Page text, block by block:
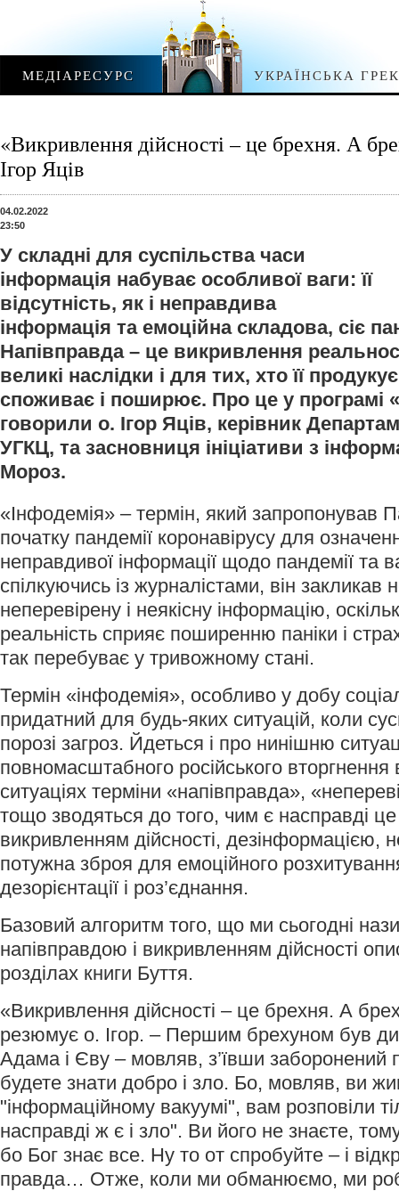
МЕДІАРЕСУРС УКРАЇНСЬКА
«Викривлення дійсності – це брехня. А
Ігор Яців
04.02.2022
23:50
У складні для суспільства часи
інформація набуває особливої ваги: її
відсутність, як і неправдива
інформація та емоційна складова, сіє
Напівправда – це викривлення
великі наслідки і для тих, хто її
споживає і поширює. Про це у програмі
говорили о. Ігор Яців, керівник
УГКЦ, та засновниця ініціативи з
Мороз.
«Інфодемія» – термін, який запропонував
початку пандемії коронавірусу для
неправдивої інформації щодо пандемії та
спілкуючись із журналістами, він
неперевірену і неякісну інформацію,
реальність сприяє поширенню паніки і
так перебуває у тривожному стані.
Термін «інфодемія», особливо у добу
придатний для будь-яких ситуацій, коли
порозі загроз. Йдеться і про нинішню
повномасштабного російського вторгнення
ситуаціях терміни «напівправда»,
тощо зводяться до того, чим є насправді
викривленням дійсності,
потужна зброя для емоційного
дезорієнтації і роз’єднання.
Базовий алгоритм того, що ми сьогодні
напівправдою і викривленням дійсності
розділах книги Буття.
«Викривлення дійсності – це брехня. А
резюмує о. Ігор. – Першим брехуном був
Адама і Єву – мовляв, з’ївши заборонений
будете знати добро і зло. Бо, мовляв, ви
"інформаційному вакуумі", вам розповіли
насправді ж є і зло". Ви його не знаєте,
бо Бог знає все. Ну то от спробуйте – і
правда… Отже, коли ми обманюємо, ми